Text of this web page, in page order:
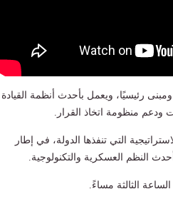
في قلب العاصمة الجديدة، ويضم 13 منطقة ومبنى رئيسيًا، ويعمل بأحدث أنظمة القيادة
ودعم منظومة اتخاذ القرار.
التي تنفذها الدولة، في إطار
النظم العسكرية والتكنولوجية.